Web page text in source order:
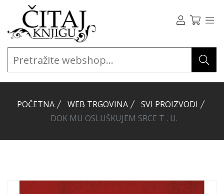
POČETNA WEB TRGOVINA
SVI PROIZVODI
DOK MU OSLUŠKUJEM SRCE T . U.